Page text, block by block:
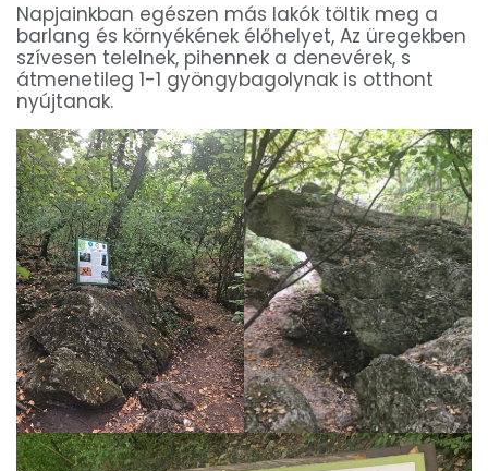
Napjainkban egészen más lakók töltik meg a
barlang és környékének élőhelyet, Az üregekben
szívesen telelnek, pihennek a denevérek, s
átmenetileg 1-1 gyöngybagolynak is otthont
nyújtanak.